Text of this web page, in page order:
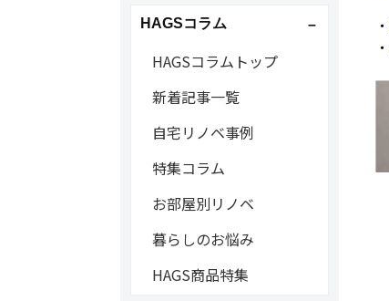
・
・
HAGSコラム
HAGSコラムトップ
新着記事一覧
自宅リノベ事例
特集コラム
お部屋別リノベ
暮らしのお悩み
HAGS商品特集